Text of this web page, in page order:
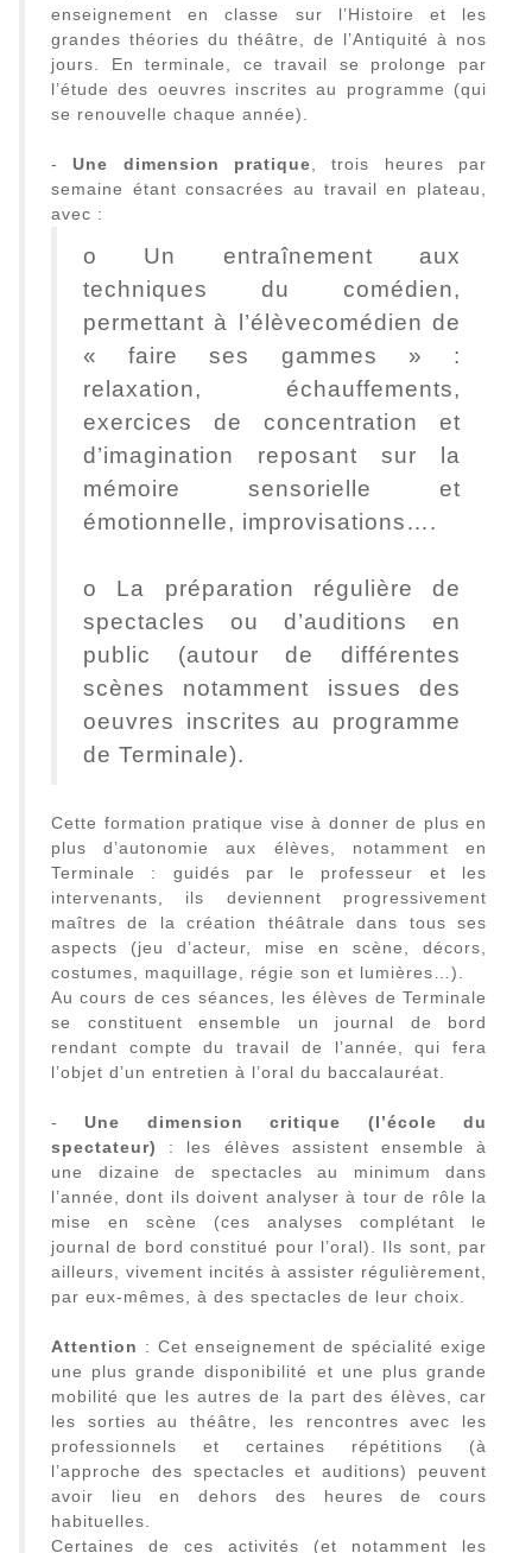
enseignement en classe sur l’Histoire et les
grandes théories du théâtre, de l’Antiquité à nos
jours. En terminale, ce travail se prolonge par
l’étude des oeuvres inscrites au programme (qui
se renouvelle chaque année).
-Une dimension pratique , trois heures par
semaine étant consacrées au travail en plateau,
avec :
o Un entraînement aux
techniques du comédien,
permettant à l’élèvecomédien de
« faire ses gammes » :
relaxation, échauffements,
exercices de concentration et
d’imagination reposant sur la
mémoire sensorielle et
émotionnelle, improvisations….
o La préparation régulière de
spectacles ou d’auditions en
public (autour de différentes
scènes notamment issues des
oeuvres inscrites au programme
de Terminale).
Cette formation pratique vise à donner de plus en
plus d’autonomie aux élèves, notamment en
Terminale : guidés par le professeur et les
intervenants, ils deviennent progressivement
maîtres de la création théâtrale dans tous ses
aspects (jeu d’acteur, mise en scène, décors,
costumes, maquillage, régie son et lumières…).
Au cours de ces séances, les élèves de Terminale
se constituent ensemble un journal de bord
rendant compte du travail de l’année, qui fera
l’objet d’un entretien à l’oral du baccalauréat.
-Une dimension critique (l’école du
spectateur)
: les élèves assistent ensemble à
une dizaine de spectacles au minimum dans
l’année, dont ils doivent analyser à tour de rôle la
mise en scène (ces analyses complétant le
journal de bord constitué pour l’oral). Ils sont, par
ailleurs, vivement incités à assister régulièrement,
par eux-mêmes, à des spectacles de leur choix.
Attention : Cet enseignement de spécialité exige
une plus grande disponibilité et une plus grande
mobilité que les autres de la part des élèves, car
les sorties au théâtre, les rencontres avec les
professionnels et certaines répétitions (à
l’approche des spectacles et auditions) peuvent
avoir lieu en dehors des heures de cours
habituelles.
Certaines de ces activités (et notamment les